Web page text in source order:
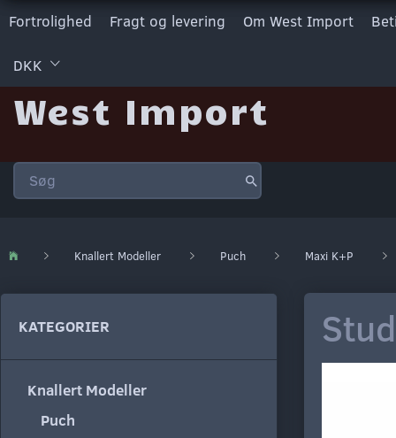
Fortrolighed Fragt og levering Om West Import
DKK
West Import
Knallert Modeller Puch Maxi K+P
KATEGORIER
Knallert Modeller
Puch